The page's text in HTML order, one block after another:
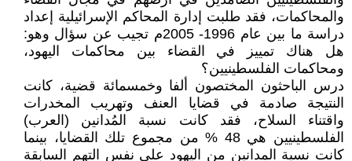
والمحاكمات، فقد طلبت إدارة المحاكم الإسرائيلية إعداد
دراسة ما بين عام 1996- 2005م تجيب عن سؤال وهو:
هل هناك تمييز في القضاء بين محاكمات اليهود،
ومحاكمات الفلسطينيين؟
درس الباحثون المختصون ألفا وخمسمائة قضية، كانت
النتيجة صادمة في قضايا العنف وتهريب المخدرات
واقتناء السلاح، فقد كانت نسبة المُدانين (العرب)
الفلسطينيين هي 48 % من مجموع تلك القضايا، بينما
كانت نسبة المدانين من اليهود على نفس التهم السابقة